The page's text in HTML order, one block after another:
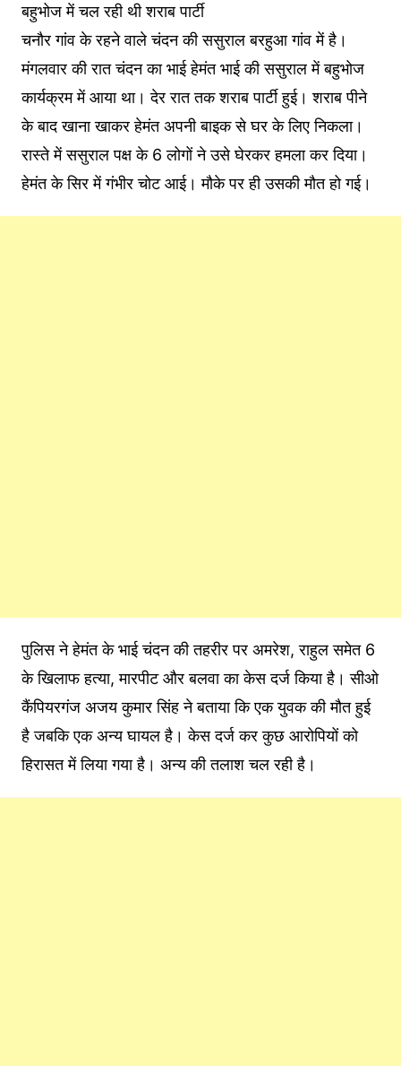
बहुभोज में चल रही थी शराब पार्टी
चनौर गांव के रहने वाले चंदन की ससुराल बरहुआ गांव में है।
मंगलवार की रात चंदन का भाई हेमंत भाई की ससुराल में बहुभोज
कार्यक्रम में आया था। देर रात तक शराब पार्टी हुई। शराब पीने
के बाद खाना खाकर हेमंत अपनी बाइक से घर के लिए निकला।
रास्ते में ससुराल पक्ष के 6 लोगों ने उसे घेरकर हमला कर दिया।
हेमंत के सिर में गंभीर चोट आई। मौके पर ही उसकी मौत हो गई।
पुलिस ने हेमंत के भाई चंदन की तहरीर पर अमरेश, राहुल समेत 6
के खिलाफ हत्या, मारपीट और बलवा का केस दर्ज किया है। सीओ
कैंपियरगंज अजय कुमार सिंह ने बताया कि एक युवक की मौत हुई
है जबकि एक अन्य घायल है। केस दर्ज कर कुछ आरोपियों को
हिरासत में लिया गया है। अन्य की तलाश चल रही है।